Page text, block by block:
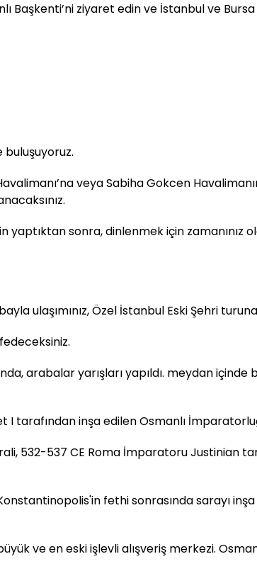
Başkenti’ni ziyaret edin ve İstanbul ve
buluşuyoruz.
veya Sabiha Gokcen
sonra, dinlenmek için zamanınız
ulaşımınız, Özel İstanbul Eski Şehri
arabalar yarışları yapıldı. meydan içinde
I tarafından inşa edilen Osmanlı
532-537 CE Roma İmparatoru Justinian
fethi sonrasında sarayı
ve en eski işlevli alışveriş merkezi.